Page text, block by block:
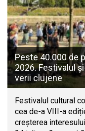
Peste 40.000 de
2026. Festivalul
verii clujene
Festivalul cultural
cea de-a VIII-a
creșterea